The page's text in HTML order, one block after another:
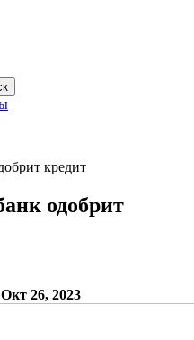
кредит
одобрит
Окт 26, 2023